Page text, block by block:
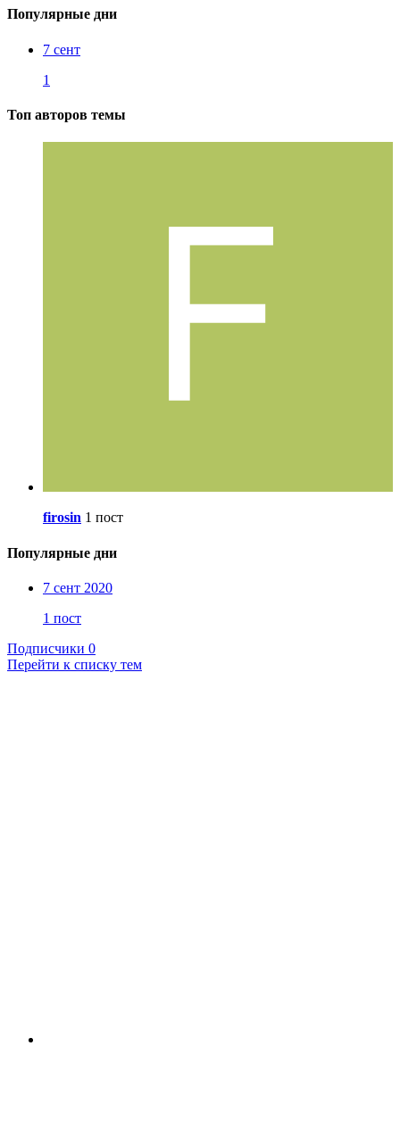
Популярные дни
7 сент
1
Топ авторов темы
firosin 1 пост
Популярные дни
7 сент 2020
1 пост
Подписчики 0
Перейти к списку тем